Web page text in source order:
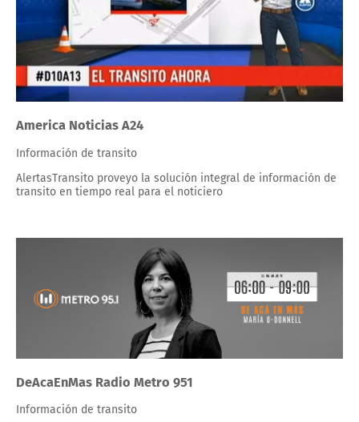
America Noticias A24
Información de transito
AlertasTransito proveyo la solución integral de información de
transito en tiempo real para el noticiero
DeAcaEnMas Radio Metro 951
Información de transito